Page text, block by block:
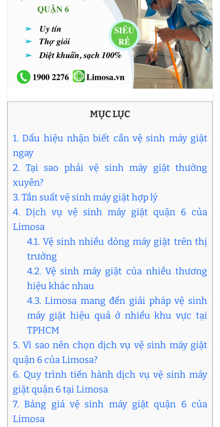
MỤC LỤC
1. Dấu hiệu nhận biết cần vệ sinh máy giặt
ngay
2. Tại sao phải vệ sinh máy giặt thường
xuyên?
3. Tần suất vệ sinh máy giặt hợp lý
4. Dịch vụ vệ sinh máy giặt quận 6 của
Limosa
4.1. Vệ sinh nhiều dòng máy giặt trên thị
trường
4.2. Vệ sinh máy giặt của nhiều thương
hiệu khác nhau
4.3. Limosa mang đến giải pháp vệ sinh
máy giặt hiệu quả ở nhiều khu vực tại
TPHCM
5. Vì sao nên chọn dịch vụ vệ sinh máy giặt
quận 6 của Limosa?
6. Quy trình tiến hành dịch vụ vệ sinh máy
giặt quận 6 tại Limosa
7. Bảng giá vệ sinh máy giặt quận 6 của
Limosa